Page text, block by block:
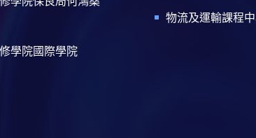
學院國際學院
物流及運輸課程